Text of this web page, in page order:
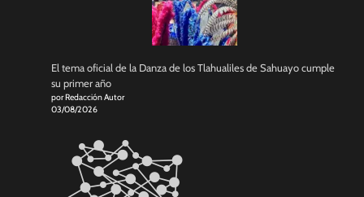
El tema oficial de la Danza de los Tlahualiles de Sahuayo cumple
su primer año
por Redacción Autor
03/08/2026